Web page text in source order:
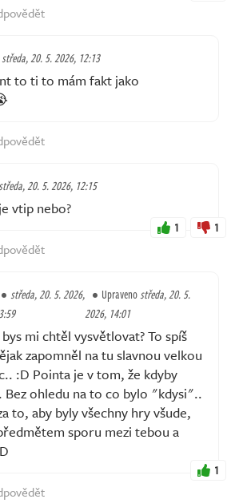
středa, 20. 5. 2026, 12:13
to ti to mám fakt jako
20. 5. 2026, 12:15
vtip nebo?
1 1
středa, 20. 5. 2026,
Upravenostředa, 20. 5.
2026, 14:01
mi chtěl vysvětlovat? To spíš
zapomněl na tu slavnou velkou
:D Pointa je v tom, že kdyby
ohledu na to co bylo "kdysi"..
to, aby byly všechny hry všude,
sporu mezi tebou a
1